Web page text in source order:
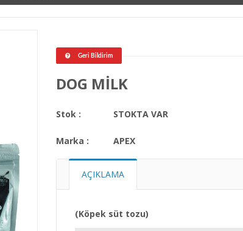
Geri Bildirim
DOG MİLK
Stok : STOKTA VAR
Marka : APEX
AÇIKLAMA
(Köpek süt tozu)